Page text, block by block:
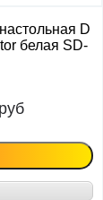
D
белая SD-
руб